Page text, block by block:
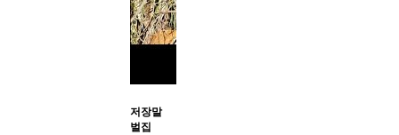
저장말
벌집